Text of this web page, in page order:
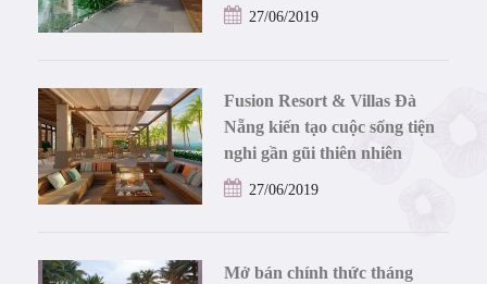
27/06/2019
Fusion Resort & Villas Đà
Nẵng kiến tạo cuộc sống tiện
nghi gần gũi thiên nhiên
27/06/2019
Mở bán chính thức tháng